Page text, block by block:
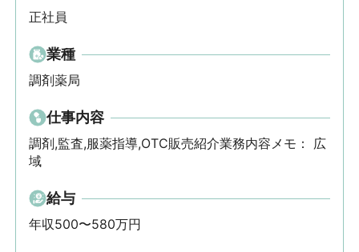
正社員
業種
調剤薬局
仕事内容
調剤,監査,服薬指導,OTC販売紹介業務内容メモ： 広
域
給与
年収500〜580万円